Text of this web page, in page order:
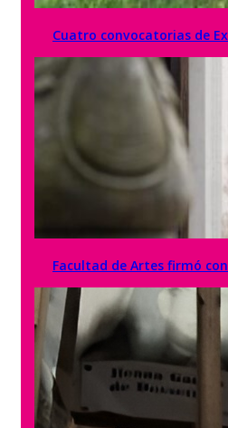
Cuatro convocatorias de
Facultad de Artes firmó